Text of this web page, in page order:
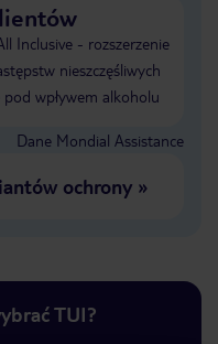
Inclusive - rozszerzenie
nieszczęśliwych
wpływem alkoholu
Dane Mondial Assistance
ochrony»
TUI?